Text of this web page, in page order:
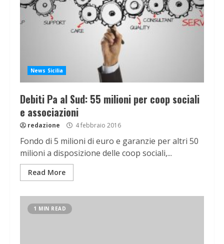
News Sicilia
Debiti Pa al Sud: 55 milioni per coop sociali
e associazioni
redazione 4 febbraio 2016
Fondo di 5 milioni di euro e garanzie per altri 50
milioni a disposizione delle coop sociali,...
Read More
1 MIN READ